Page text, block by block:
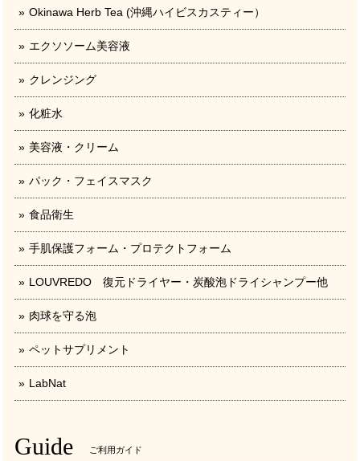
Okinawa Herb Tea (沖縄ハイビスカスティー）
エクソソーム美容液
クレンジング
化粧水
美容液・クリーム
パック・フェイスマスク
食品衛生
手肌保護フォーム・プロテクトフォーム
LOUVREDO 復元ドライヤー・炭酸泡ドライシャンプー他
肉球を守る泡
ペットサプリメント
LabNat
Guide ご利用ガイド